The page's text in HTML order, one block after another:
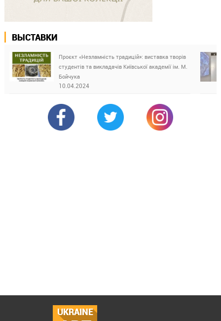
ВЫСТАВКИ
Проєкт «Незламність традицій»: виставка творів
студентів та викладачів Київської академії ім. М.
Бойчука
10.04.2024
UKRAINE